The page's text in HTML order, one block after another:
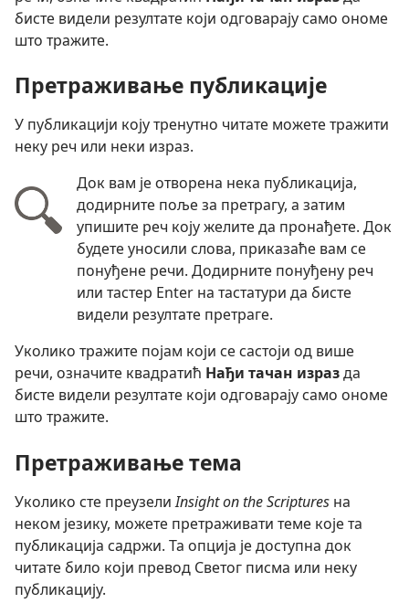
бисте видели резултате који одговарају само ономе
што тражите.
Претраживање публикације
У публикацији коју тренутно читате можете тражити
неку реч или неки израз.
Док вам је отворена нека публикација,
додирните поље за претрагу, а затим
упишите реч коју желите да пронађете. Док
будете уносили слова, приказаће вам се
понуђене речи. Додирните понуђену реч
или тастер Enter на тастатури да бисте
видели резултате претраге.
Уколико тражите појам који се састоји од више
речи, означите квадратић Нађи тачан изразда
бисте видели резултате који одговарају само ономе
што тражите.
Претраживање тема
Уколико сте преузелиInsight on the Scriptures на
неком језику, можете претраживати теме које та
публикација садржи. Та опција је доступна док
читате било који превод Светог писма или неку
публикацију.